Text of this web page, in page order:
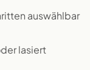
auswählbar
lasiert